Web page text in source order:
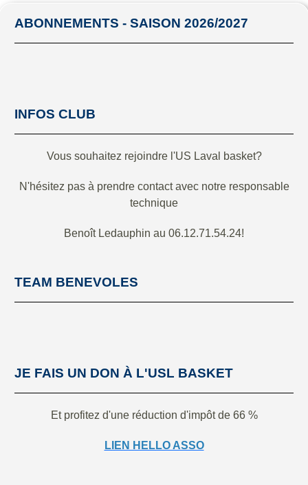
ABONNEMENTS - SAISON 2026/2027
INFOS CLUB
Vous souhaitez rejoindre l'US Laval basket?
N'hésitez pas à prendre contact avec notre responsable
technique
Benoît Ledauphin au 06.12.71.54.24!
TEAM BENEVOLES
JE FAIS UN DON À L'USL BASKET
Et profitez d'une réduction d'impôt de 66 %
LIEN HELLO ASSO